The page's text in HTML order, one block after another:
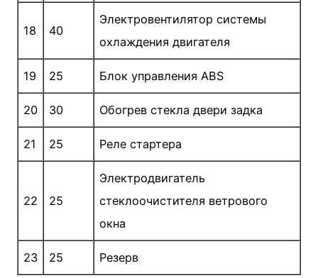
18 40
Электровентилятор системы
охлаждения двигателя
19 25 Блок управления ABS
20 30 Обогрев стекла двери задка
21 25 Реле стартера
22 25
Электродвигатель
стеклоочистителя ветрового
окна
23 25 Резерв